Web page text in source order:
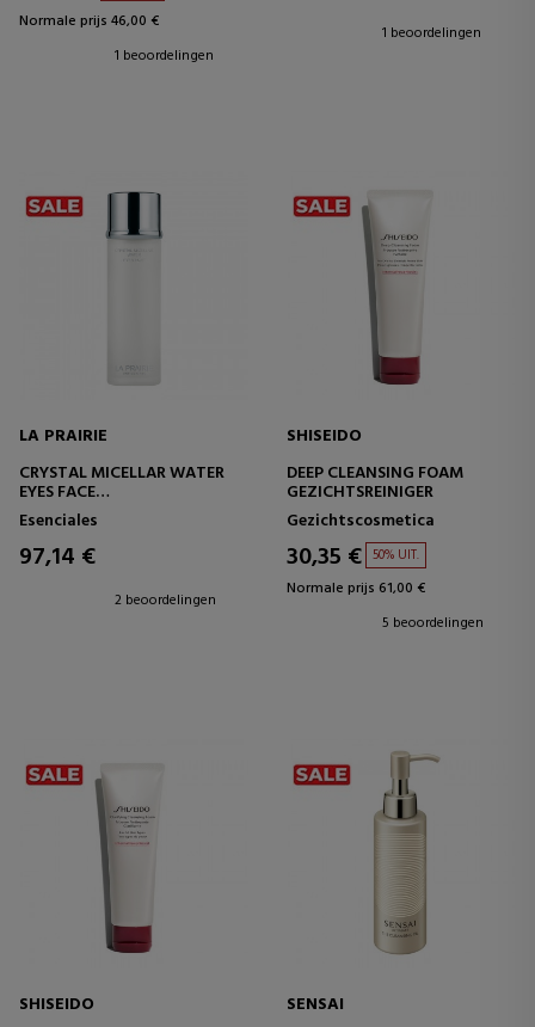
Normale prijs 46,00 €
1 beoordelingen
1 beoordelingen
LA PRAIRIE
CRYSTAL MICELLAR WATER
EYES FACE
MICELLAIR WATER
Esenciales
97,14 €
2 beoordelingen
SHISEIDO
DEEP CLEANSING FOAM
GEZICHTSREINIGER
Gezichtscosmetica
30,35 € 50% UIT.
Normale prijs 61,00 €
5 beoordelingen
SHISEIDO
SENSAI